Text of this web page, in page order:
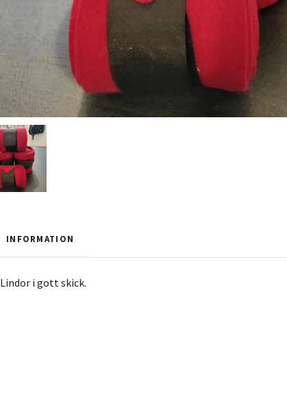
INFORMATION
Lindor i gott skick.